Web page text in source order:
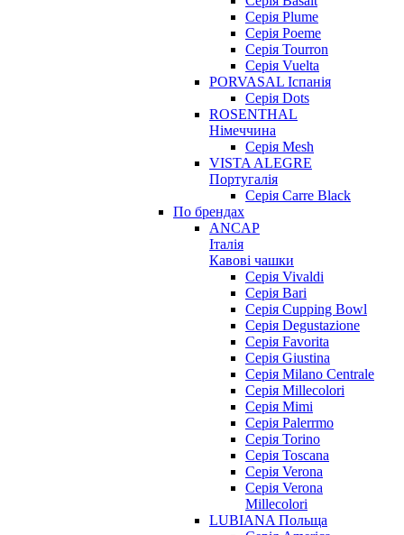
Серія Plume
Серія Poeme
Серія Tourron
Серія Vuelta
PORVASAL Іспанія
Серія Dots
ROSENTHAL
Німеччина
Серія Mesh
VISTA ALEGRE
Португалія
Серія Carre Black
По брендах
ANCAP
Італія
Кавові чашки
Cерія Vivaldi
Серія Bari
Серія Cupping Bowl
Серія Degustazione
Серія Favorita
Серія Giustina
Серія Milano Centrale
Серія Millecolori
Серія Mimi
Серія Palerrmo
Серія Torino
Серія Toscana
Серія Verona
Серія Verona
Millecolori
LUBIANA Польща